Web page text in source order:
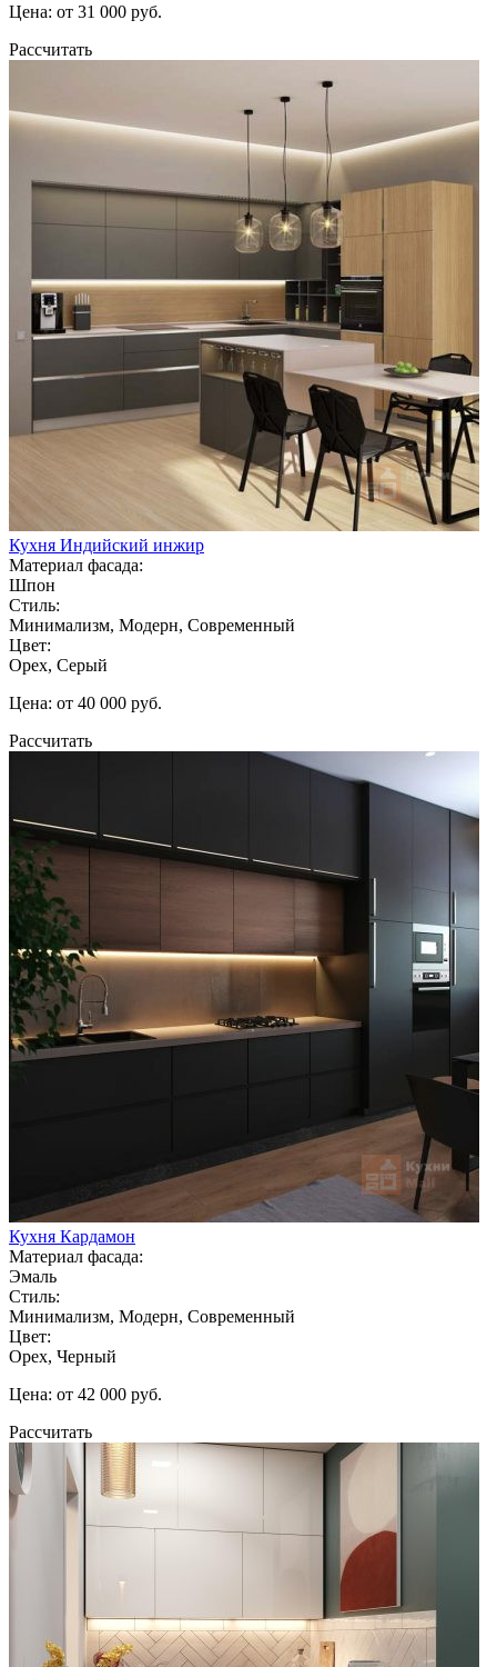
Цена: от 31 000 руб.
Рассчитать
Кухня Индийский инжир
Материал фасада:
Шпон
Стиль:
Минимализм, Модерн, Современный
Цвет:
Орех, Серый
Цена: от 40 000 руб.
Рассчитать
Кухня Кардамон
Материал фасада:
Эмаль
Стиль:
Минимализм, Модерн, Современный
Цвет:
Орех, Черный
Цена: от 42 000 руб.
Рассчитать